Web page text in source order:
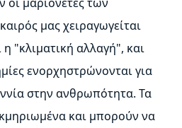
μας χειραγωγείται
"κλιματική αλλαγή", και
ενορχηστρώνονται για
στην ανθρωπότητα. Τα
και μπορούν να